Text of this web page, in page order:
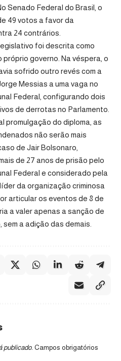
Senado Federal do Brasil, o
49 votos a favor da
24 contrários.
foi descrita como
governo. Na véspera, o
sofrido outro revés com a
Messias a uma vaga no
Federal, configurando dois
de derrotas no Parlamento.
promulgação do diploma, as
não serão mais
de Jair Bolsonaro,
de 27 anos de prisão pelo
Federal e considerado pela
da organização criminosa
articular os eventos de 8 de
a valer apenas a sanção de
sem a adição das demais.
publicado. Campos obrigatórios